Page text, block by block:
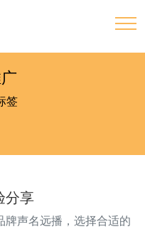
签
分享
声名远播，选择合适的